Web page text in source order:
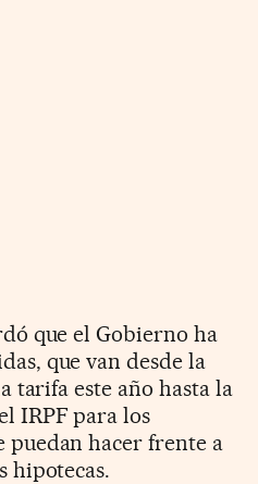
que el Gobierno ha
que van desde la
tarifa este año hasta la
IRPF para los
puedan hacer frente a
hipotecas.